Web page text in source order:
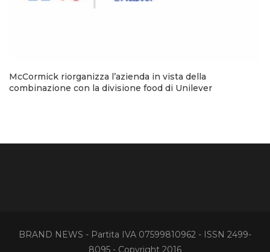
McCormick riorganizza l’azienda in vista della
combinazione con la divisione food di Unilever
BRAND NEWS - Partita IVA 07599810962 - ISSN 2499-
8095 - Copyright 2016